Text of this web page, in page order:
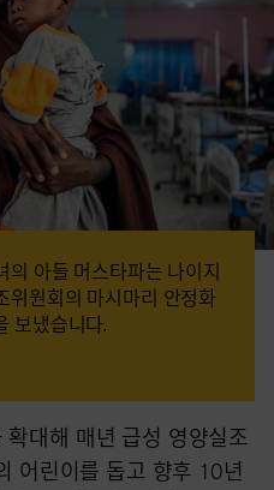
의 아들 머스타파는 나이지
위원회의 마시마리 안정화
보냈습니다.
대해 매년 급성 영양실조
어린이를 돕고 향후 10년